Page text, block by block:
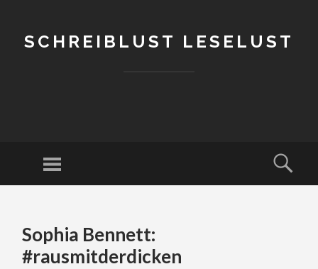
SCHREIBLUST LESELUST
Menu
CONTENT
Sophia Bennett:
#rausmitderdicken